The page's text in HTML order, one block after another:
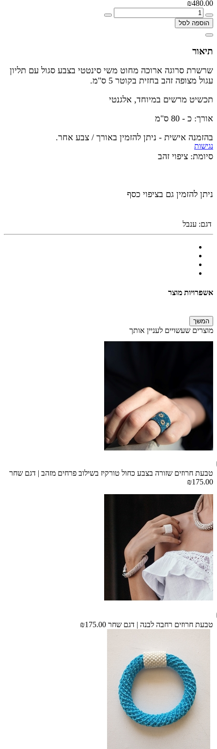
₪480.00
הוספה לסל
תיאור
שרשרת סרוגה ארוכה מחוט משי סינטטי בצבע סגול עם תליון
עגול מצופה זהב בחזית בקוטר 5 ס"מ.
תכשיט מרשים במיוחד, אלגנטי
אורך: כ - 80 ס"מ
בהזמנה אישית - ניתן להזמין באורך / צבע אחר.
סיומת: ציפוי זהב
ניתן להזמין גם בציפוי כסף
דגם: ענבל
אשפרויות מוצר
המשך
מוצרים שעשויים לעניין אותך
טבעת חרוזים שזורה בצבע כחול טורקיז בשילוב פרחים מזהב | דגם שחר
₪175.00
טבעת חרוזים רחבה לבנה | דגם שחר ₪175.00
נגישות